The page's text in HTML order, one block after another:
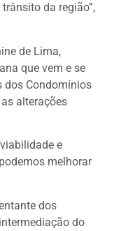
da região”,
de Lima,
que vem e se
dos Condomínios
alterações
e
melhorar
dos
do